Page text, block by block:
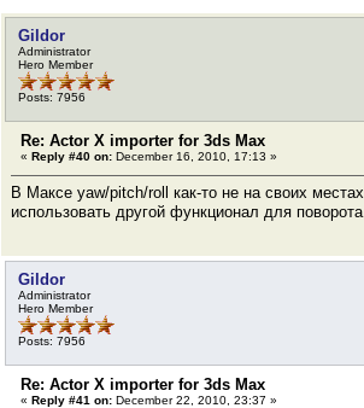
Gildor
Administrator
Hero Member
Posts: 7956
Re: Actor X importer for 3ds Max
« Reply #40 on: December 16, 2010, 17:13 »
В Максе yaw/pitch/roll как-то не на своих
использовать другой функционал для
Gildor
Administrator
Hero Member
Posts: 7956
Re: Actor X importer for 3ds Max
« Reply #41 on: December 22, 2010, 23:37 »